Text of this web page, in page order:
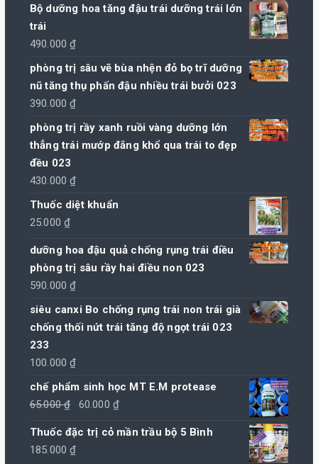
Bộ dưỡng hoa tăng đậu trái dưỡng trái lớn
trái
490.000₫
phòng trị sâu vẽ bùa nhện đỏ bọ trĩ dưỡng
nũ tăng thụ phấn đậu nhiều trái bưởi 023
390.000₫
phòng trị rầy xanh ruồi vàng dưỡng lớn
thẳng trái mướp đắng khổ qua trái to đẹp
đều 023
430.000₫
Thuốc diệt khuẩn
25.000₫
dưỡng hoa đậu quả chống rụng trái điều
phòng trị sâu rầy hai điều non 023
590.000₫
siêu canxi Bo chống rụng trái non trái già
chống thối nứt trái tăng độ ngọt trái 023
233
100.000₫
chế phẩm sinh học MT E.M protease
65.000₫
Giá
là:
65.000 ₫.
60.000 ₫
tại
Thuốc đặc trị cỏ mần trầu bộ 5 Bình
185.000₫